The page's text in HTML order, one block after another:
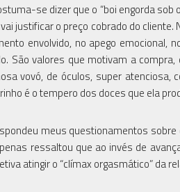
se dizer que o “boi engorda
justificar o preço cobrado do cliente.
envolvido, no apego emocional,
São valores que motivam a
vovó, de óculos, super
é o tempero dos doces que ela
meus questionamentos
ressaltou que ao invés de
atingir o “clímax orgasmático” da